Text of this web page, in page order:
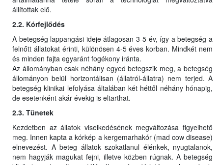
állítottak elő.
2.2. Kórfejlődés
A betegség lappangási ideje átlagosan 3-5 év, így a betegség a
felnőtt állatokat érinti, különösen 4-5 éves korban. Mindkét nem
és minden fajta egyaránt fogékony iránta.
Az állományban csak néhány egyed betegszik meg, a betegség
állományon belül horizontálisan (állatról-állatra) nem terjed. A
betegség klinikai lefolyása általában két héttől néhány hónapig,
de esetenként akár évekig is eltarthat.
2.3. Tünetek
Kezdetben az állatok viselkedésének megváltozása figyelhető
meg. Innen kapta a kórkép a kergemarhakór (mad cow disease)
elnevezést. A beteg állatok szokatlanul élénkek, nyugtalanok,
nem hagyják magukat fejni, illetve közben rúgnak. A betegség